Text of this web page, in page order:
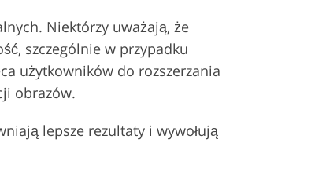
Niektórzy uważają, że
szczególnie w przypadku
użytkowników do rozszerzania
obrazów.
lepsze rezultaty i wywołują